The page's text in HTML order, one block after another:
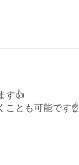
す👍
ことも可能です☝️